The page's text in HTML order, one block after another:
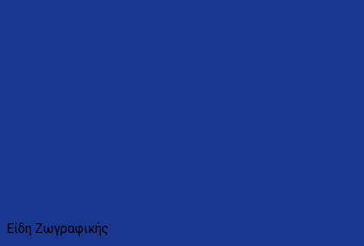
Είδη Ζωγραφικής